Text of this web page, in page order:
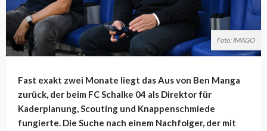
Foto: IMAGO
Fast exakt zwei Monate liegt das Aus von Ben Manga
zurück, der beim FC Schalke 04 als Direktor für
Kaderplanung, Scouting und Knappenschmiede
fungierte. Die Suche nach einem Nachfolger, der mit